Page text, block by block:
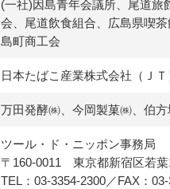
(一社)因島青年会議所、尾道旅
会、尾道飲食組合、広島県喫
島町商工会
日本たばこ産業株式会社（ＪＴ
万田発酵㈱、今岡製菓㈱、伯
ツール・ド・ニッポン事務局
〒160-0011 東京都新宿区若
TEL：03-3354-2300／FAX：